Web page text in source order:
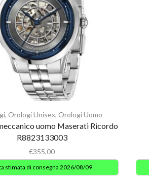
, Orologi Unisex, Orologi Uomo
uomo Maserati Ricordo
R8823133003
€355,00
stimata di consegna 2026/08/09